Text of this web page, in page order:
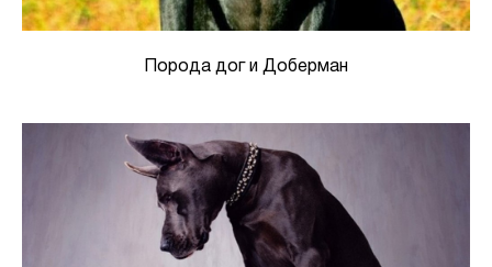
Порода дог и Доберман